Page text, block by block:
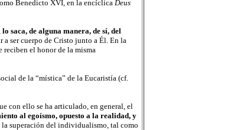
Benedicto XVI, en la encíclica Deus
lo saca, de alguna manera, de sí, del
ser cuerpo de Cristo junto a Él. En la
reciben el honor de la misma
de la “mística” de la Eucaristía (cf.
con ello se ha articulado, en general, el
al egoísmo, opuesto a la realidad, y
superación del individualismo, tal como